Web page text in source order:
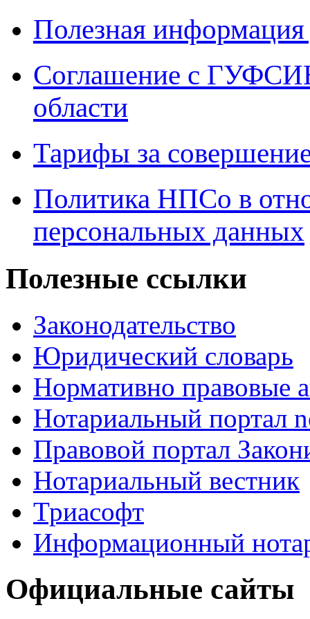
Полезная
Соглашение с
области
Тарифы за
Политика НПСо в
персональных данных
Полезные ссылки
Законодательство
Юридический словарь
Нормативно правовые
Нотариальный портал
Правовой портал
Нотариальный вестник
Триасофт
Информационный
Официальные сайты